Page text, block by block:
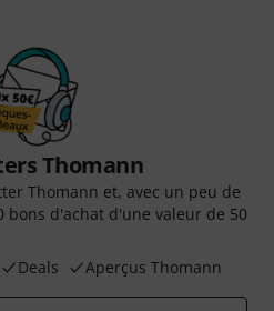
Thomann
Thomann et, avec un peu de
bons d'achat d'une valeur de 50
Deals Aperçus Thomann